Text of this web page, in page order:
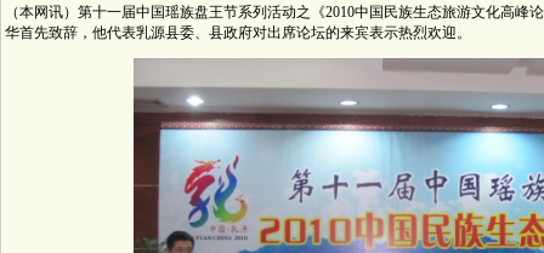
（本网讯）第十一届中国瑶族盘王节系列活动之《2010中国民族生态旅游文化高
华首先致辞，他代表乳源县委、县政府对出席论坛的来宾表示热烈欢迎。